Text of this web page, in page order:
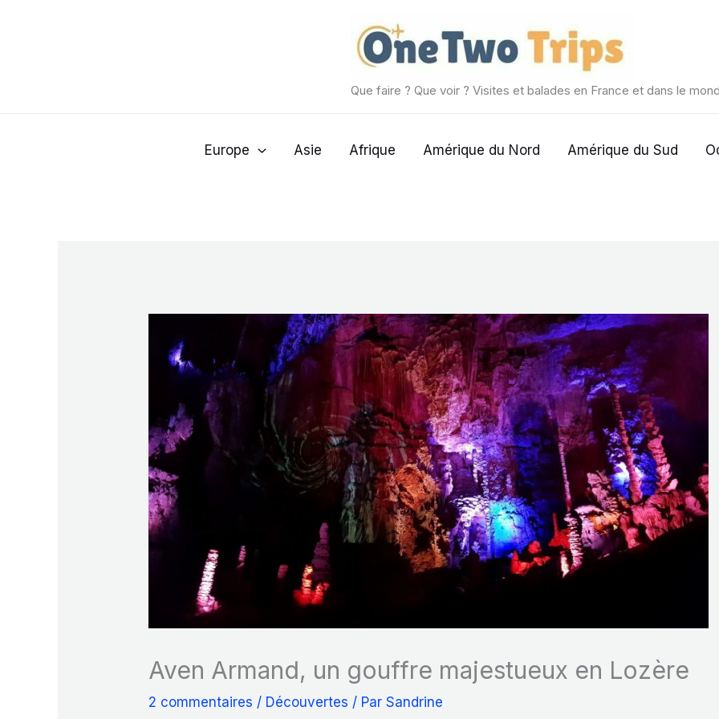
Que faire ? Que voir ? Visites et balades en France et dans le
Europe Asie Afrique Amérique du Nord Amérique du Sud
Aven Armand, un gouffre majestueux en Lozère
2 commentaires / Découvertes / ParSandrine